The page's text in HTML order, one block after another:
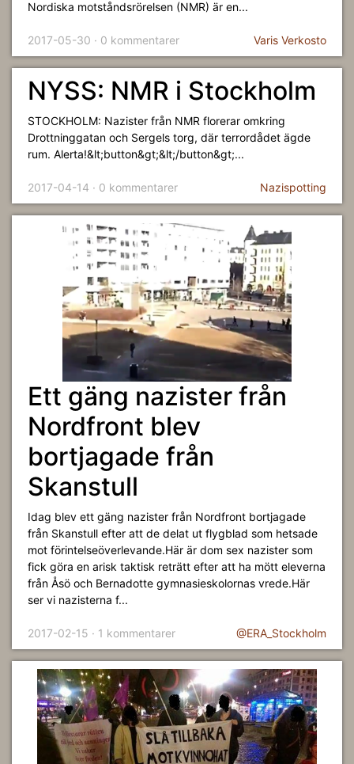
Nordiska motståndsrörelsen (NMR) är en...
2017-05-30 · 0 kommentarer Varis Verkosto
NYSS: NMR i Stockholm
STOCKHOLM: Nazister från NMR florerar omkring
Drottninggatan och Sergels torg, där terrordådet ägde
rum. Alerta!&lt;button&gt;&lt;/button&gt;...
2017-04-14 · 0 kommentarer Nazispotting
Ett gäng nazister från
Nordfront blev
bortjagade från
Skanstull
Idag blev ett gäng nazister från Nordfront bortjagade
från Skanstull efter att de delat ut flygblad som hetsade
mot förintelseöverlevande.Här är dom sex nazister som
fick göra en arisk taktisk reträtt efter att ha mött eleverna
från Åsö och Bernadotte gymnasieskolornas vrede.Här
ser vi nazisterna f...
2017-02-15 · 1 kommentarer @ERA_Stockholm